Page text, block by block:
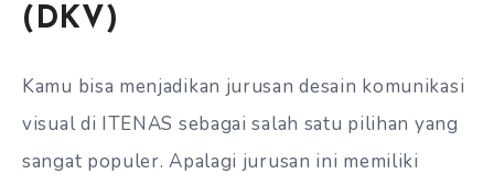
(DKV)
Kamu bisa menjadikan jurusan desain komunikasi
visual di ITENAS sebagai salah satu pilihan yang
sangat populer. Apalagi jurusan ini memiliki